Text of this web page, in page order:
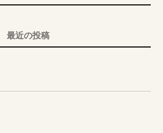
最近の投稿